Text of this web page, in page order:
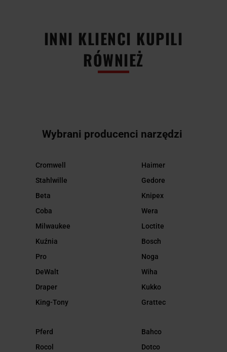
INNI KLIENCI KUPILI
RÓWNIEŻ
Wybrani producenci narzędzi
Cromwell
Stahlwille
Beta
Coba
Milwaukee
Kuźnia
Pro
DeWalt
Draper
King-Tony
Haimer
Gedore
Knipex
Wera
Loctite
Bosch
Noga
Wiha
Kukko
Grattec
Pferd
Rocol
Bahco
Dotco